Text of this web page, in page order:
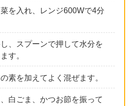
を入れ、レンジ600Wで4分
、スプーンで押して水分を
す。
素を加えてよく混ぜます。
白ごま、かつお節を振って